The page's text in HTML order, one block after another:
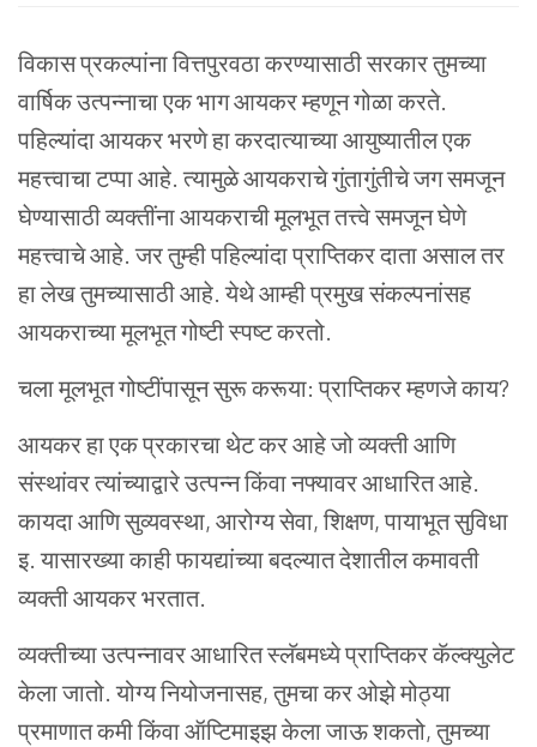
विकास प्रकल्पांना वित्तपुरवठा करण्यासाठी सरकार तुमच्या
वार्षिक उत्पन्नाचा एक भाग आयकर म्हणून गोळा करते.
पहिल्यांदा आयकर भरणे हा करदात्याच्या आयुष्यातील एक
महत्त्वाचा टप्पा आहे. त्यामुळे आयकराचे गुंतागुंतीचे जग समजून
घेण्यासाठी व्यक्तींना आयकराची मूलभूत तत्त्वे समजून घेणे
महत्त्वाचे आहे. जर तुम्ही पहिल्यांदा प्राप्तिकर दाता असाल तर
हा लेख तुमच्यासाठी आहे. येथे आम्ही प्रमुख संकल्पनांसह
आयकराच्या मूलभूत गोष्टी स्पष्ट करतो.
चला मूलभूत गोष्टींपासून सुरू करूया: प्राप्तिकर म्हणजे काय?
आयकर हा एक प्रकारचा थेट कर आहे जो व्यक्ती आणि
संस्थांवर त्यांच्याद्वारे उत्पन्न किंवा नफ्यावर आधारित आहे.
कायदा आणि सुव्यवस्था, आरोग्य सेवा, शिक्षण, पायाभूत सुविधा
इ. यासारख्या काही फायद्यांच्या बदल्यात देशातील कमावती
व्यक्ती आयकर भरतात.
व्यक्तीच्या उत्पन्नावर आधारित स्लॅबमध्ये प्राप्तिकर कॅल्क्युलेट
केला जातो. योग्य नियोजनासह, तुमचा कर ओझे मोठ्या
प्रमाणात कमी किंवा ऑप्टिमाइझ केला जाऊ शकतो, तुमच्या